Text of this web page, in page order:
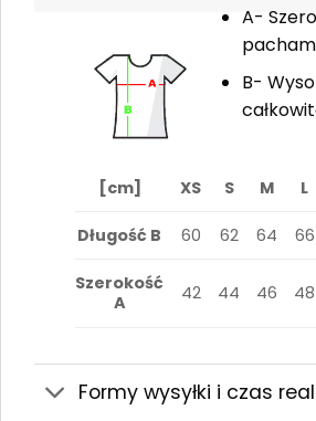
A-
B-
[cm] XS S M L
Długość B 60 62 64 66
Szerokość
A
42 44 46 48
Formy wysyłki i czas